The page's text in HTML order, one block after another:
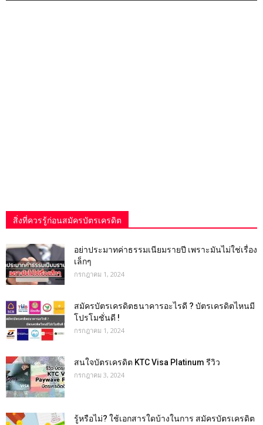
สิ่งที่ควรรู้ก่อนสมัครบัตรเครดิต
อย่าประมาทค่าธรรมเนียมรายปี เพราะมันไม่ใช่เรื่อง
เล็กๆ
กรกฎาคม 1, 2024
สมัครบัตรเครดิตธนาคารอะไรดี ? บัตรเครดิตไหนมี
โปรโมชั่นดี !
กรกฎาคม 1, 2024
สนใจบัตรเครดิต KTC Visa Platinum รีวิว
กรกฎาคม 3, 2024
รู้หรือไม่? ใช้เอกสารใดบ้างในการ สมัครบัตรเครดิต